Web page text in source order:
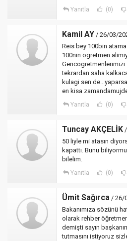
Yanıtla (0)
Kamil AY / 26/03/
Reis bey 100bin
100nin ogretmen
Gencogretmenlerimizi
tekrardan saha
kulagi sen
en kisa
Yanıtla (0)
Tuncay AKÇELİK
50 liyle mi atasın
kapattı. Bunu
bilelim.
Yanıtla (0)
Ümit Sağırca / 26/
Bakanımıza sözünü
olarak rehber
demişti sayın
tutmasını istiyoruz